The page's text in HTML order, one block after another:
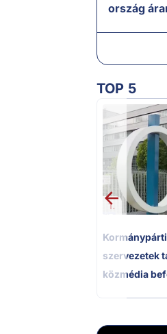
ország
TOP 5
1.
szervezetek
közmédia